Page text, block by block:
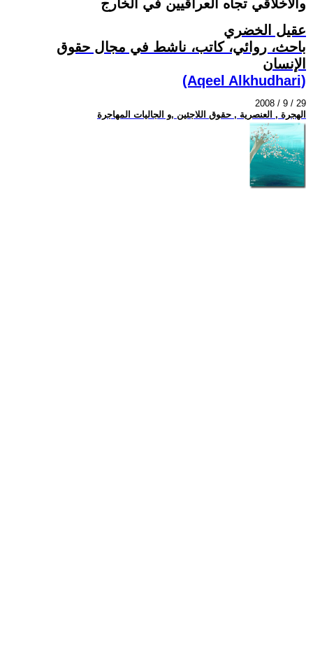
والأخلاقي تجاه العراقيين في الخارج
عقيل الخضري
باحث، روائي، كاتب، ناشط في مجال حقوق
الإنسان
(Aqeel Alkhudhari)
2008 / 9 / 29
الهجرة , العنصرية , حقوق اللاجئين ,و الجاليات المهاجرة